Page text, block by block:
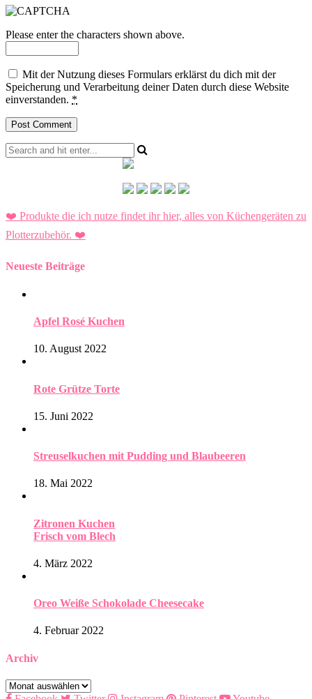
Please enter the characters shown above.
Mit der Nutzung dieses Formulars erklärst du dich mit der
Speicherung und Verarbeitung deiner Daten durch diese Website
einverstanden. *
❤️ Produkte die ich nutze findet ihr hier, alles von Küchengeräten zu
Plotterzubehör. ❤️
Neueste Beiträge
Apfel Rosé Kuchen
10. August 2022
Rote Grütze Torte
15. Juni 2022
Streuselkuchen mit Pudding und Blaubeeren
18. Mai 2022
Zitronen Kuchen
Frisch vom Blech
4. März 2022
Oreo Weiße Schokolade Cheesecake
4. Februar 2022
Archiv
Archiv